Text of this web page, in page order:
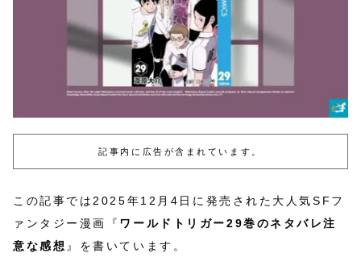
記事内に広告が含まれています。
この記事では2025年12月4日に発売された大人気SFフ
ァンタジー漫画『 ワールドトリガー29巻のネタバレ注
意な感想 』を書いています。